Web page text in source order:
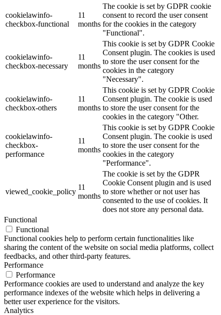
cookielawinfo-
checkbox-functional
11
months
The cookie is set by GDPR cookie
consent to record the user consent
for the cookies in the category
"Functional".
cookielawinfo-
checkbox-necessary
11
months
This cookie is set by GDPR Cookie
Consent plugin. The cookies is used
to store the user consent for the
cookies in the category
"Necessary".
cookielawinfo-
checkbox-others
11
months
This cookie is set by GDPR Cookie
Consent plugin. The cookie is used
to store the user consent for the
cookies in the category "Other.
cookielawinfo-
checkbox-
performance
11
months
This cookie is set by GDPR Cookie
Consent plugin. The cookie is used
to store the user consent for the
cookies in the category
"Performance".
viewed_cookie_policy
11
months
The cookie is set by the GDPR
Cookie Consent plugin and is used
to store whether or not user has
consented to the use of cookies. It
does not store any personal data.
Functional
Functional
Functional cookies help to perform certain functionalities like
sharing the content of the website on social media platforms, collect
feedbacks, and other third-party features.
Performance
Performance
Performance cookies are used to understand and analyze the key
performance indexes of the website which helps in delivering a
better user experience for the visitors.
Analytics